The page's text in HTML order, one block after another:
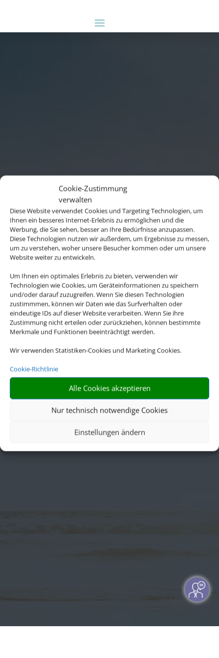
Cookie-Zustimmung
verwalten
Diese Website verwendet Cookies und Targeting Technologien, um
Ihnen ein besseres Internet-Erlebnis zu ermöglichen und die
Werbung, die Sie sehen, besser an Ihre Bedürfnisse anzupassen.
Diese Technologien nutzen wir außerdem, um Ergebnisse zu messen,
um zu verstehen, woher unsere Besucher kommen oder um unsere
Website weiter zu entwickeln.
Um Ihnen ein optimales Erlebnis zu bieten, verwenden wir
Technologien wie Cookies, um Geräteinformationen zu speichern
und/oder darauf zuzugreifen. Wenn Sie diesen Technologien
zustimmmen, können wir Daten wie das Surfverhalten oder
eindeutige IDs auf dieser Website verarbeiten. Wenn Sie ihre
Zustimmung nicht erteilen oder zurückziehen, können bestimmte
Merkmale und Funktionen beeinträchtigt werden.
Wir verwenden Statistiken-Cookies und Marketing Cookies.
Cookie-Richtlinie
Alle Cookies akzeptieren
Nur technisch notwendige Cookies
Einstellungen ändern